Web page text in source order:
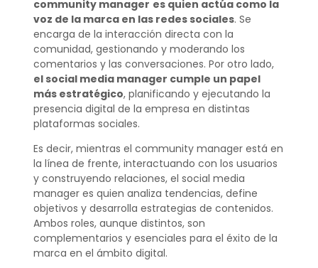
community manager es quien actúa como la
voz de la marca en las redes sociales. Se
encarga de la interacción directa con la
comunidad, gestionando y moderando los
comentarios y las conversaciones. Por otro lado,
el social media manager cumple un papel
más estratégico, planificando y ejecutando la
presencia digital de la empresa en distintas
plataformas sociales.
Es decir, mientras el community manager está en
la línea de frente, interactuando con los usuarios
y construyendo relaciones, el social media
manager es quien analiza tendencias, define
objetivos y desarrolla estrategias de contenidos.
Ambos roles, aunque distintos, son
complementarios y esenciales para el éxito de la
marca en el ámbito digital.